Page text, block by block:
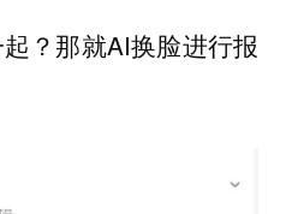
？那就AI换脸进行报